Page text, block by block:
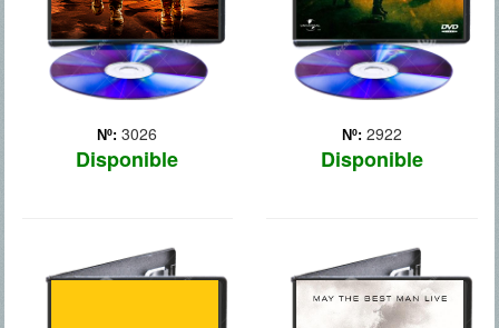
Nº: 3026
Disponible
Nº: 2922
Disponible
ASESINOS DE
ELITE